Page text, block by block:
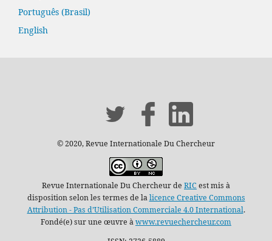
Português (Brasil)
English
© 2020, Revue Internationale Du Chercheur
Revue Internationale Du Chercheur de RIC est mis à
disposition selon les termes de lalicence Creative Commons
Attribution - Pas d’Utilisation Commerciale 4.0 International.
Fondé(e) sur une œuvre àwww.revuechercheur.com